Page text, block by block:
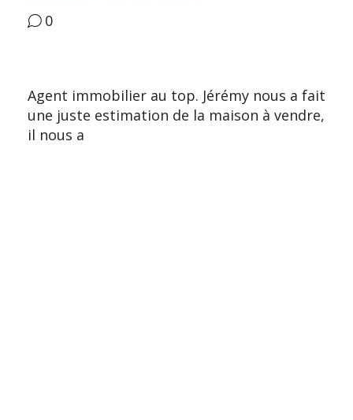
0
Agent immobilier au top. Jérémy nous a fait
une juste estimation de la maison à vendre,
il nous a